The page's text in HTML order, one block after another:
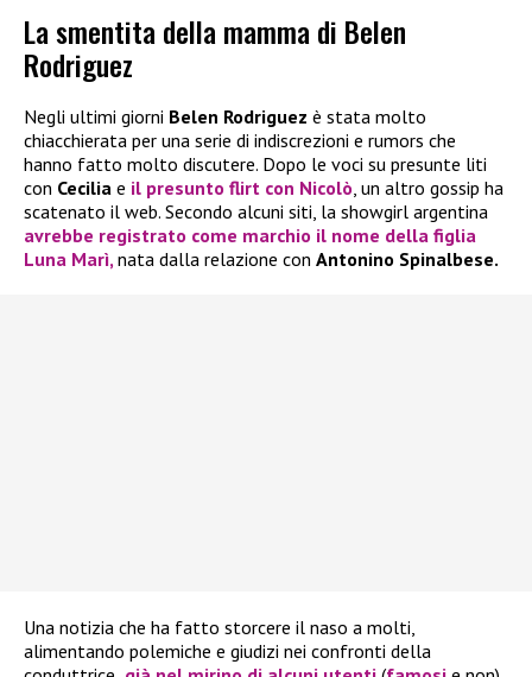
La smentita della mamma di Belen
Rodriguez
Negli ultimi giorni Belen Rodriguez è stata molto
chiacchierata per una serie di indiscrezioni e rumors che
hanno fatto molto discutere. Dopo le voci su presunte liti
con Cecilia e il presunto flirt con Nicolò, un altro gossip ha
scatenato il web. Secondo alcuni siti, la showgirl argentina
avrebbe registrato come marchio il nome della figlia
Luna Marì,nata dalla relazione con Antonino Spinalbese.
Una notizia che ha fatto storcere il naso a molti,
alimentando polemiche e giudizi nei confronti della